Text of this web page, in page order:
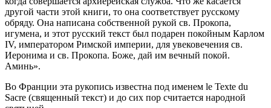
другой части этой книги, то она соответствует русскому
обряду. Она написана собственной рукой св. Прокопа,
игумена, и этот русский текст был подарен покойным Карлом
IV, императором Римской империи, для увековечения св.
Иеронима и св. Прокопа. Боже, дай им вечный покой.
Аминь».
Во Франции эта рукопись известна под именем le Texte du
Sacre (священный текст) и до сих пор считается народной